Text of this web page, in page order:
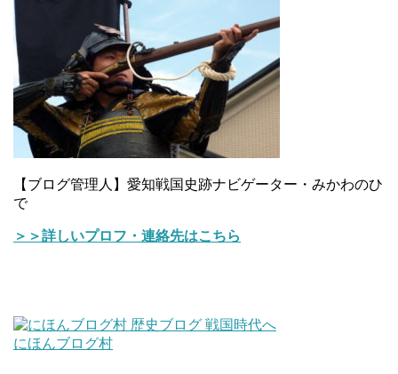
【ブログ管理人】愛知戦国史跡ナビゲーター・みかわのひ
で
＞＞詳しいプロフ・連絡先はこちら
にほんブログ村